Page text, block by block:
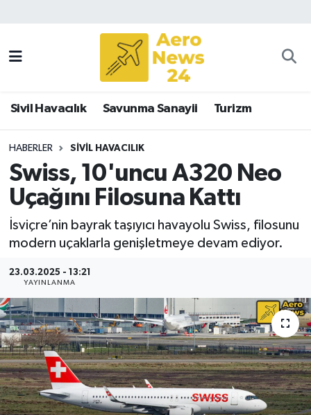
Sivil Havacılık Savunma Sanayii Turizm
HABERLER SIVIL HAVACILIK
Swiss, 10'uncu A320 Neo
Uçağını Filosuna Kattı
İsviçre’nin bayrak taşıyıcı havayolu Swiss, filosunu
modern uçaklarla genişletmeye devam ediyor.
23.03.2025 - 13:21
YAYINLANMA